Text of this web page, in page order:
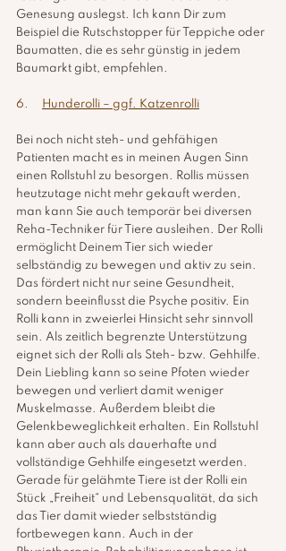
Genesung auslegst. Ich kann Dir zum
Beispiel die Rutschstopper für Teppiche oder
Baumatten, die es sehr günstig in jedem
Baumarkt gibt, empfehlen.
6. Hunderolli – ggf. Katzenrolli
Bei noch nicht steh- und gehfähigen
Patienten macht es in meinen Augen Sinn
einen Rollstuhl zu besorgen. Rollis müssen
heutzutage nicht mehr gekauft werden,
man kann Sie auch temporär bei diversen
Reha-Techniker für Tiere ausleihen. Der Rolli
ermöglicht Deinem Tier sich wieder
selbständig zu bewegen und aktiv zu sein.
Das fördert nicht nur seine Gesundheit,
sondern beeinflusst die Psyche positiv. Ein
Rolli kann in zweierlei Hinsicht sehr sinnvoll
sein. Als zeitlich begrenzte Unterstützung
eignet sich der Rolli als Steh- bzw. Gehhilfe.
Dein Liebling kann so seine Pfoten wieder
bewegen und verliert damit weniger
Muskelmasse. Außerdem bleibt die
Gelenkbeweglichkeit erhalten. Ein Rollstuhl
kann aber auch als dauerhafte und
vollständige Gehhilfe eingesetzt werden.
Gerade für gelähmte Tiere ist der Rolli ein
Stück „Freiheit“ und Lebensqualität, da sich
das Tier damit wieder selbstständig
fortbewegen kann. Auch in der